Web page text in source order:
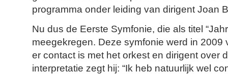
programma onder leiding van dirigent Joan
Nu dus de Eerste Symfonie, die als titel
meegekregen. Deze symfonie werd in 2009
er contact is met het orkest en dirigent over
interpretatie zegt hij: “Ik heb natuurlijk wel